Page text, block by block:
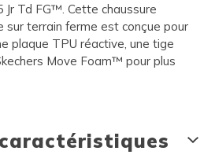
Td FG™. Cette chaussure
sur terrain ferme est conçue pour
plaque TPU réactive, une tige
Move Foam™ pour plus